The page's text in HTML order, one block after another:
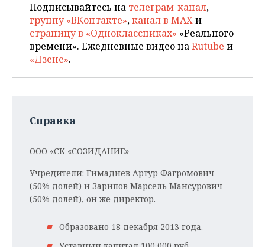
Подписывайтесь на телеграм-канал,
группу «ВКонтакте»,канал в MAXи
страницу в «Одноклассниках» «Реального
времени». Ежедневные видео наRutube и
«Дзене».
Справка
ООО «СК «СОЗИДАНИЕ»
Учредители: Гимадиев Артур Фагромович
(50% долей) и Зарипов Марсель Мансурович
(50% долей), он же директор.
Образовано 18 декабря 2013 года.